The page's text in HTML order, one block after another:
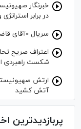
خبرنگار
در برابر
سریال «آقای
اعتراف صریح
شکست راهبردی
ارتش
آتش کشید
پربازدیدترین